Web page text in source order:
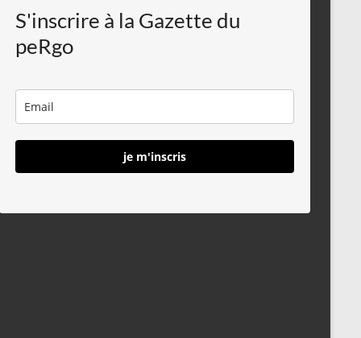
S'inscrire à la Gazette du
peRgo
je m'inscris